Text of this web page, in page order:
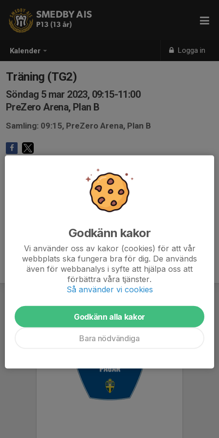
Kalender Logga in
SMEDBY AIS
P13 (13 år)
Träning (TG2)
Söndag 5 mar 2023, 09:15-11:00
PreZero Arena, Plan B
Samling: 09:15, PreZero Arena, Plan B
Godkänn kakor
Vi använder oss av kakor (cookies) för att vår
webbplats ska fungera bra för dig. De används
även för webbanalys i syfte att hjälpa oss att
förbättra våra tjänster.
Så använder vi cookies
Godkänn alla kakor
Bara nödvändiga